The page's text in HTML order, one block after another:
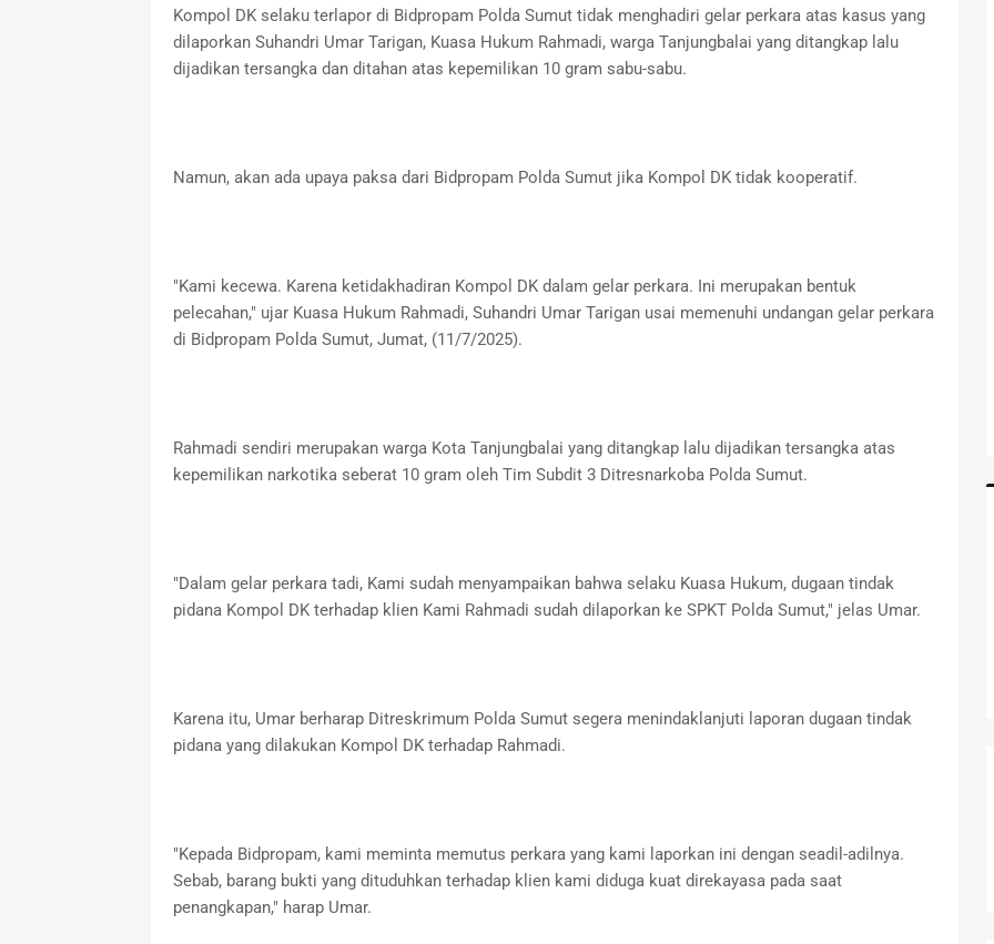
Kompol DK selaku terlapor di Bidpropam Polda Sumut tidak menghadiri gelar perkara atas kasus yang
dilaporkan Suhandri Umar Tarigan, Kuasa Hukum Rahmadi, warga Tanjungbalai yang ditangkap lalu
dijadikan tersangka dan ditahan atas kepemilikan 10 gram sabu-sabu.
Namun, akan ada upaya paksa dari Bidpropam Polda Sumut jika Kompol DK tidak kooperatif.
"Kami kecewa. Karena ketidakhadiran Kompol DK dalam gelar perkara. Ini merupakan bentuk
pelecahan," ujar Kuasa Hukum Rahmadi, Suhandri Umar Tarigan usai memenuhi undangan gelar perkara
di Bidpropam Polda Sumut, Jumat, (11/7/2025).
Rahmadi sendiri merupakan warga Kota Tanjungbalai yang ditangkap lalu dijadikan tersangka atas
kepemilikan narkotika seberat 10 gram oleh Tim Subdit 3 Ditresnarkoba Polda Sumut.
"Dalam gelar perkara tadi, Kami sudah menyampaikan bahwa selaku Kuasa Hukum, dugaan tindak
pidana Kompol DK terhadap klien Kami Rahmadi sudah dilaporkan ke SPKT Polda Sumut," jelas Umar.
Karena itu, Umar berharap Ditreskrimum Polda Sumut segera menindaklanjuti laporan dugaan tindak
pidana yang dilakukan Kompol DK terhadap Rahmadi.
"Kepada Bidpropam, kami meminta memutus perkara yang kami laporkan ini dengan seadil-adilnya.
Sebab, barang bukti yang dituduhkan terhadap klien kami diduga kuat direkayasa pada saat
penangkapan," harap Umar.